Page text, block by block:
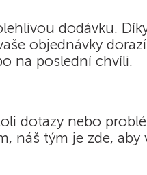
dodávku.
objednávky
na poslední chvíli.
dotazy nebo
náš tým je zde,